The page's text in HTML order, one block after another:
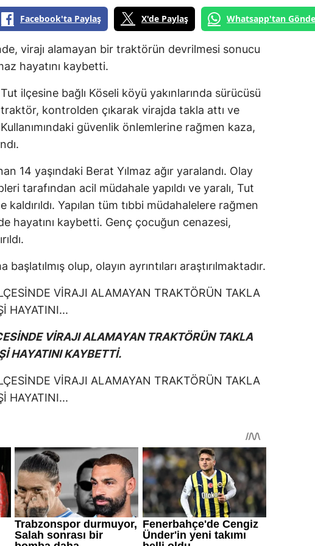
Facebook'ta Paylaş X'de Paylaş Whatsapp'tan
virajı alamayan bir traktörün devrilmesi sonucu
hayatını kaybetti.
ilçesine bağlı Köseli köyü yakınlarında sürücüsü
kontrolden çıkarak virajda takla attı ve
güvenlik önlemlerine rağmen kaza,
14 yaşındaki Berat Yılmaz ağır yaralandı. Olay
tarafından acil müdahale yapıldı ve yaralı, Tut
kaldırıldı. Yapılan tüm tıbbi müdahalelere rağmen
hayatını kaybetti. Genç çocuğun cenazesi,
olup, olayın ayrıntıları araştırılmaktadır.
VİRAJI ALAMAYAN TRAKTÖRÜN TAKLA
HAYATINI KAYBETTİ.